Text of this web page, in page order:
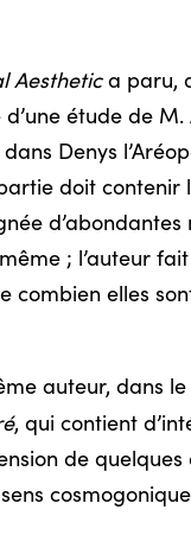
Aesthetica paru,
étude de
Denys
doit contenir
; l’auteur
combien elles
auteur, dans le
, qui contient
de